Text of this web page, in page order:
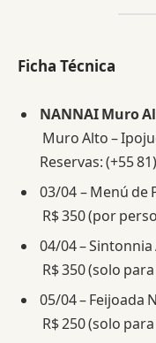
Ficha Técnica
NANNAI Muro
Muro Alto –
Reservas: (+55
03/04 – Menú de
R$ 350 (por
04/04 – Sintonnia
R$ 350 (solo
05/04 – Feijoada
R$ 250 (solo